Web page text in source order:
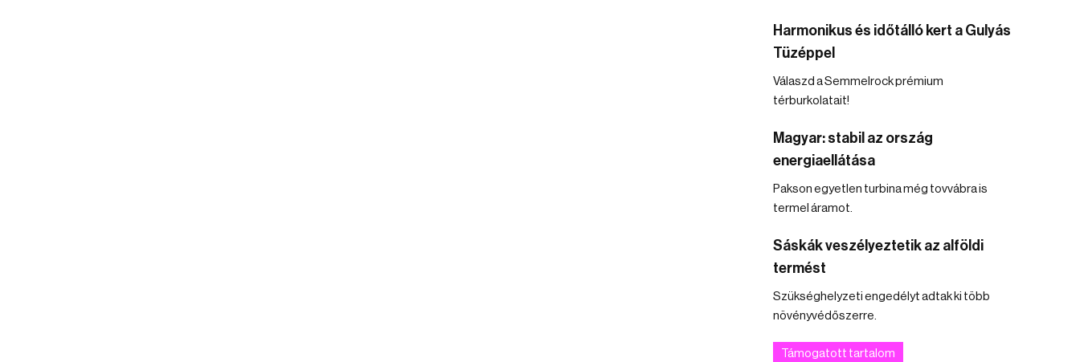
Harmonikus és időtálló kert a Gulyás
Tüzéppel
Válaszd a Semmelrock prémium
térburkolatait!
Magyar: stabil az ország
energiaellátása
Pakson egyetlen turbina még tovvábra is
termel áramot.
Sáskák veszélyeztetik az alföldi
termést
Szükséghelyzeti engedélyt adtak ki több
növényvédőszerre.
Támogatott tartalom